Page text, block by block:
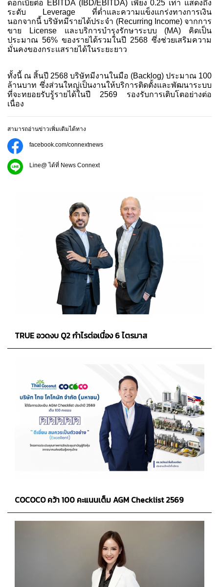
ดอกเบี้ยต่อ EBITDA (IBD/EBITDA) เพียง 0.25 เท่า แสดงถึง
ระดับ Leverage ที่ต่ำและความแข็งแกร่งทางการเงิน
นอกจากนี้ บริษัทมีรายได้ประจำ (Recurring Income) จากการ
ขาย License และบริการบำรุงรักษาระบบ (MA) คิดเป็น
ประมาณ 56% ของรายได้รวมในปี 2568 ซึ่งช่วยเสริมความ
มั่นคงของกระแสรายได้ในระยะยาว
ทั้งนี้ ณ สิ้นปี 2568 บริษัทมีงานในมือ (Backlog) ประมาณ 100
ล้านบาท ซึ่งส่วนใหญ่เป็นงานให้บริการติดตั้งและพัฒนาระบบ
ที่จะทยอยรับรู้รายได้ในปี 2569 รองรับการเติบโตอย่างต่อ
เนื่อง
สามารถอ่านข่าวเพิ่มเติมได้ทาง
facebook.com/connextnews
Line@ ได้ที่ News Connext
TRUE อวดงบ Q2 กำไรต่อเนื่อง 6 ไตรมาส
COCOCO คว้า 100 คะแนนเต็ม AGM Checklist 2569